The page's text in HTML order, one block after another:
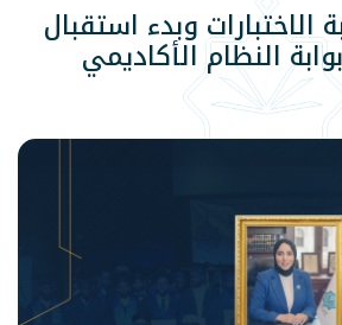
الاختبارات وبدء استقبال
النظام الأكاديمي